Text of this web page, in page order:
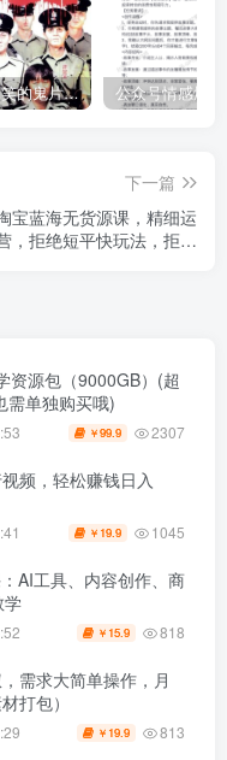
既恐怖又搞笑的鬼片（10部猛鬼恐怖片都是喜剧片）
下一篇
宝蓝海无货源课，精细运
，拒绝短平快玩法，拒绝
资源包（9000GB）(超
需单独购买哦)
￥99.9 2307
频，轻松赚钱日入
￥ 19.9 1045
AI工具、内容创作、商
学
￥ 15.9 818
需求大简单操作，月
打包）
￥ 19.9 813